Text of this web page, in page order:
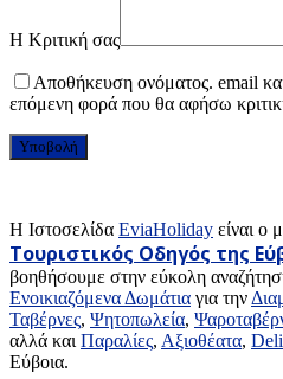
Η Κριτική σας
Αποθήκευση ονόματος. email
επόμενη φορά που θα αφήσω
H Ιστοσελίδα EviaHoliday είναι ο
Τουριστικός Οδηγός της
βοηθήσουμε στην εύκολη
Ενοικιαζόμενα Δωμάτια για την
Ταβέρνες, Ψητοπωλεία,
αλλά και Παραλίες, Αξιοθέατα,
Εύβοια.